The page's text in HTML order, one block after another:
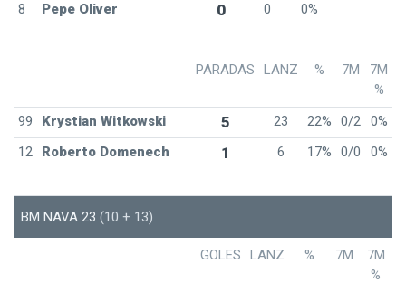
8
Pepe Oliver 0 0 0%
PARADAS LANZ % 7M
7M
%
99
Krystian Witkowski 5 23 22% 0/2
0%
12
Roberto Domenech 1 6 17% 0/0 0%
BM NAVA 23 (10 + 13)
GOLES LANZ % 7M
7M
%